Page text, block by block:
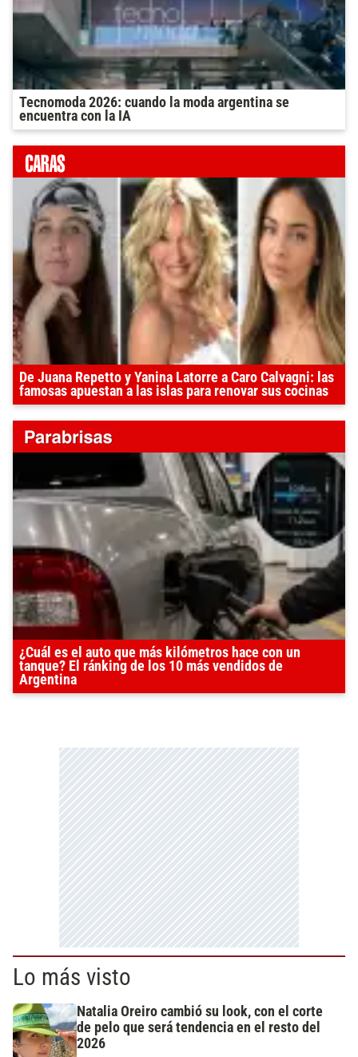
Tecnomoda 2026: cuando la moda argentina se
encuentra con la IA
De Juana Repetto y Yanina Latorre a Caro Calvagni: las
famosas apuestan a las islas para renovar sus cocinas
¿Cuál es el auto que más kilómetros hace con un
tanque? El ránking de los 10 más vendidos de
Argentina
Lo más visto
Natalia Oreiro cambió su look, con el corte
de pelo que será tendencia en el resto del
2026